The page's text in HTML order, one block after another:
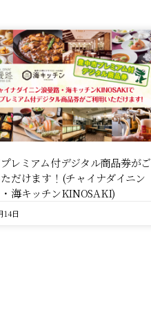
レミアム付デジタル商品券がご
だけます！(チャイナダイニン
海キッチンKINOSAKI)
14日